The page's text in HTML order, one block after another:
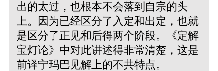
出的太过，也根本不会落到自宗的头
上。因为已经区分了入定和出定，也就
是区分了正见和后得两个阶段。《定解
宝灯论》中对此讲述得非常清楚，这是
前译宁玛巴见解上的不共特点。